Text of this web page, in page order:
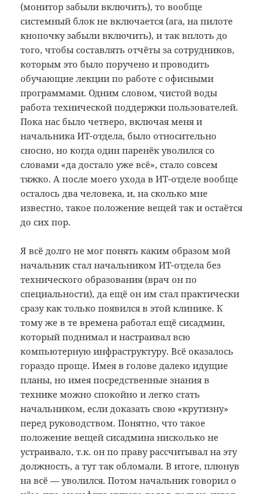
(монитор забыли включить), то вообще
системный блок не включается (ага, на пилоте
кнопочку забыли включить), и так вплоть до
того, чтобы составлять отчёты за сотрудников,
которым это было поручено и проводить
обучающие лекции по работе с офисными
программами. Одним словом, чистой воды
работа технической поддержки пользователей.
Пока нас было четверо, включая меня и
начальника ИТ-отдела, было относительно
сносно, но когда один паренёк уволился со
словами «да достало уже всё», стало совсем
тяжко. А после моего ухода в ИТ-отделе вообще
осталось два человека, и, на сколько мне
известно, такое положение вещей так и остаётся
до сих пор.
Я всё долго не мог понять каким образом мой
начальник стал начальником ИТ-отдела без
технического образования (врач он по
специальности), да ещё он им стал практически
сразу как только появился в этой клинике. К
тому же в те времена работал ещё сисадмин,
который поднимал и настраивал всю
компьютерную инфраструктуру. Всё оказалось
гораздо проще. Имея в голове далеко идущие
планы, но имея посредственные знания в
технике можно спокойно и легко стать
начальником, если доказать свою «крутизну»
перед руководством. Понятно, что такое
положение вещей сисадмина нисколько не
устраивало, т.к. он по праву рассчитывал на эту
должность, а тут так обломали. В итоге, плюнув
на всё — уволился. Потом начальник говорил о